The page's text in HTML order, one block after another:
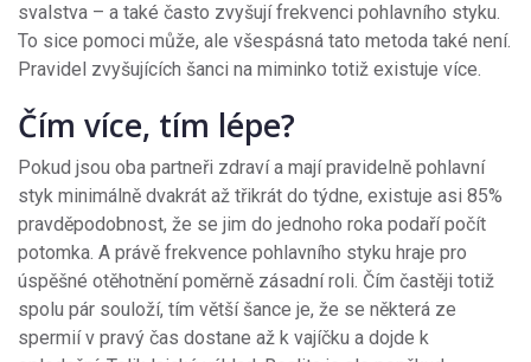
svalstva – a také často zvyšují frekvenci pohlavního styku.
To sice pomoci může, ale všespásná tato metoda také není.
Pravidel zvyšujících šanci na miminko totiž existuje více.
Čím více, tím lépe?
Pokud jsou oba partneři zdraví a mají pravidelně pohlavní
styk minimálně dvakrát až třikrát do týdne, existuje asi 85%
pravděpodobnost, že se jim do jednoho roka podaří počít
potomka. A právě frekvence pohlavního styku hraje pro
úspěšné otěhotnění poměrně zásadní roli. Čím častěji totiž
spolu pár souloží, tím větší šance je, že se některá ze
spermií v pravý čas dostane až k vajíčku a dojde k